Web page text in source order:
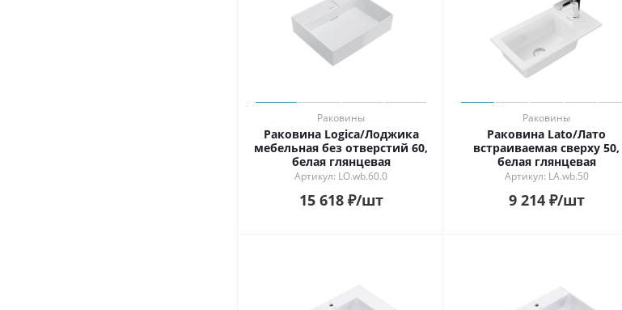
Раковины
Раковина Logica/Лоджика
мебельная без отверстий 60,
белая глянцевая
Артикул: LO.wb.60.0
15 618₽/шт
Раковины
Раковина Lato/Лато
встраиваемая сверху 50,
белая глянцевая
Артикул: LA.wb.50
9 214₽/шт